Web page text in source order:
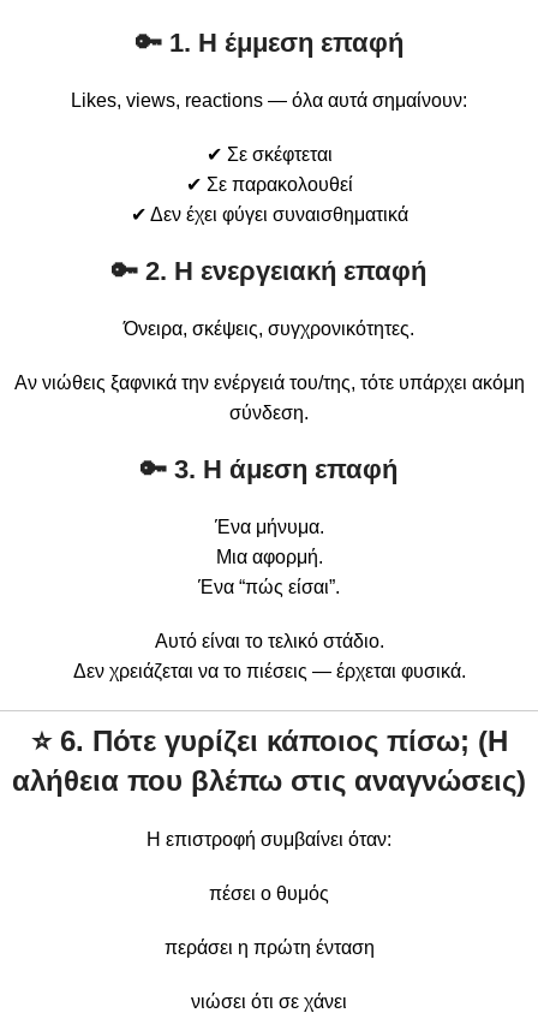
🔑 1. Η έμμεση επαφή
Likes, views, reactions — όλα αυτά σημαίνουν:
✔ Σε σκέφτεται
✔ Σε παρακολουθεί
✔ Δεν έχει φύγει συναισθηματικά
🔑 2. Η ενεργειακή επαφή
Όνειρα, σκέψεις, συγχρονικότητες.
Αν νιώθεις ξαφνικά την ενέργειά του/της, τότε υπάρχει ακόμη
σύνδεση.
🔑 3. Η άμεση επαφή
Ένα μήνυμα.
Μια αφορμή.
Ένα “πώς είσαι”.
Αυτό είναι το τελικό στάδιο.
Δεν χρειάζεται να το πιέσεις — έρχεται φυσικά.
⭐ 6. Πότε γυρίζει κάποιος πίσω; (Η
αλήθεια που βλέπω στις αναγνώσεις)
Η επιστροφή συμβαίνει όταν:
πέσει ο θυμός
περάσει η πρώτη ένταση
νιώσει ότι σε χάνει